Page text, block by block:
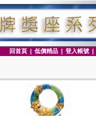
回首頁| 低價精品| 登入帳號|